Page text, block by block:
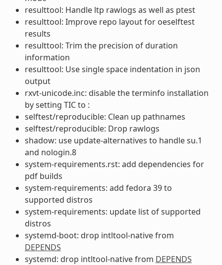
resulttool: Handle ltp rawlogs as well as ptest
resulttool: Improve repo layout for oeselftest
results
resulttool: Trim the precision of duration
information
resulttool: Use single space indentation in json
output
rxvt-unicode.inc: disable the terminfo installation
by setting TIC to :
selftest/reproducible: Clean up pathnames
selftest/reproducible: Drop rawlogs
shadow: use update-alternatives to handle su.1
and nologin.8
system-requirements.rst: add dependencies for
pdf builds
system-requirements: add fedora 39 to
supported distros
system-requirements: update list of supported
distros
systemd-boot: drop intltool-native from
DEPENDS
systemd: drop intltool-native from DEPENDS